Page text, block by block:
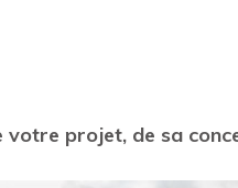
votre projet, de sa